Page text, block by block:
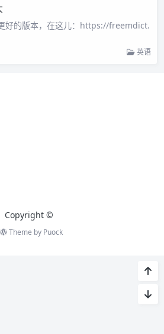
好的版本，在这儿：https://freemdict.
英语
Copyright ©
Theme by Puock